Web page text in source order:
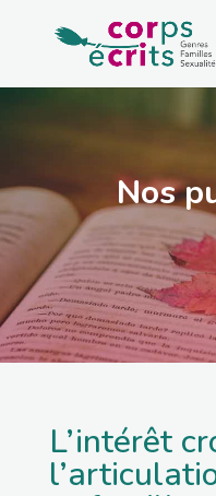
Nos
L’intérêt